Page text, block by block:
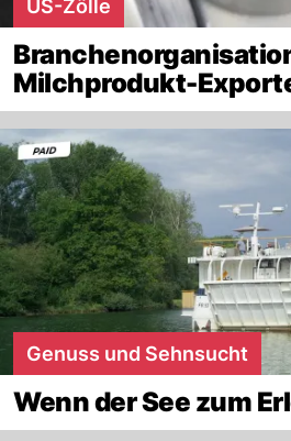
US-Zölle
Milchprodukt-
Genuss und Sehnsucht
Wenn der See zum